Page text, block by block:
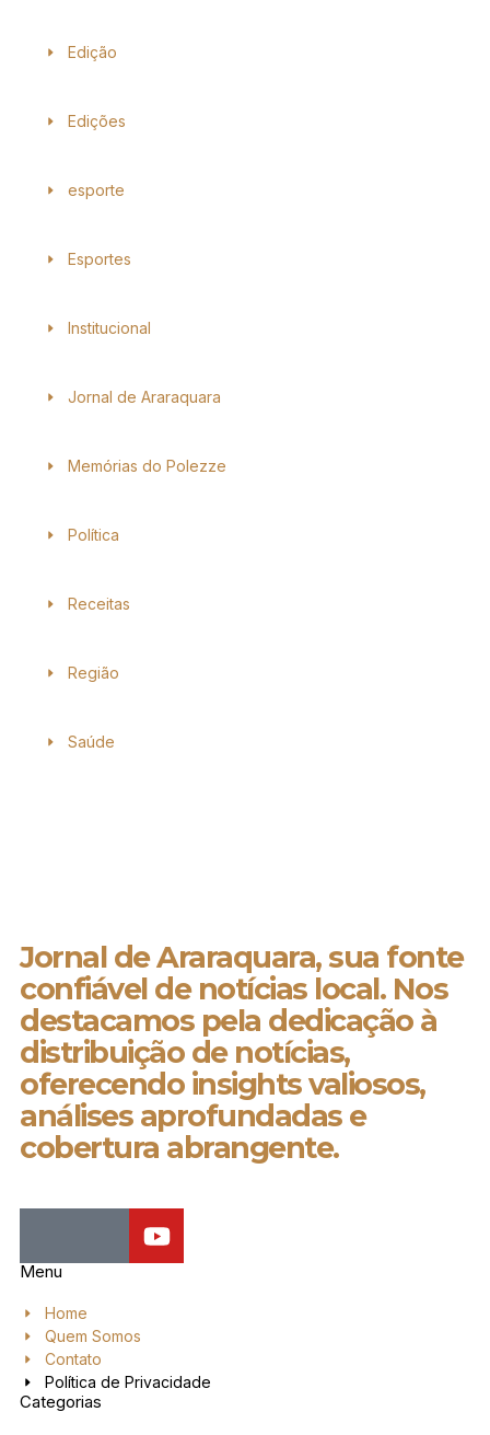
Edição
Edições
esporte
Esportes
Institucional
Jornal de Araraquara
Memórias do Polezze
Política
Receitas
Região
Saúde
Jornal de Araraquara, sua fonte
confiável de notícias local. Nos
destacamos pela dedicação à
distribuição de notícias,
oferecendo insights valiosos,
análises aprofundadas e
cobertura abrangente.
Menu
Home
Quem Somos
Contato
Política de Privacidade
Categorias